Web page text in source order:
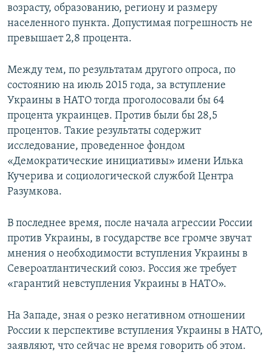
возрасту, образованию, региону и размеру
населенного пункта. Допустимая погрешность не
превышает 2,8 процента.
Между тем, по результатам другого опроса, по
состоянию на июль 2015 года, за вступление
Украины в НАТО тогда проголосовали бы 64
процента украинцев. Против были бы 28,5
процентов. Такие результаты содержит
исследование, проведенное фондом
«Демократические инициативы» имени Илька
Кучерива и социологической службой Центра
Разумкова.
В последнее время, после начала агрессии России
против Украины, в государстве все громче звучат
мнения о необходимости вступления Украины в
Североатлантический союз. Россия же требует
«гарантий невступления Украины в НАТО».
На Западе, зная о резко негативном отношении
России к перспективе вступления Украины в НАТО,
заявляют, что сейчас не время говорить об этом.